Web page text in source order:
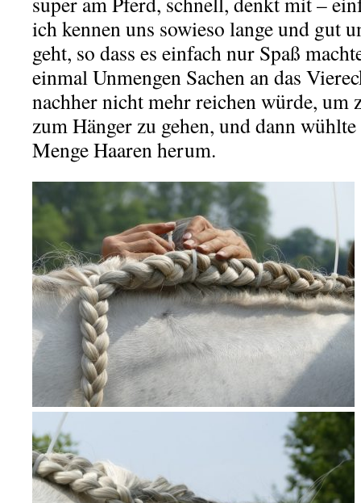
ich kennen uns sowieso lange und gut
geht, so dass es einfach nur Spaß
einmal Unmengen Sachen an das
nachher nicht mehr reichen würde, um
zum Hänger zu gehen, und dann
Menge Haaren herum.